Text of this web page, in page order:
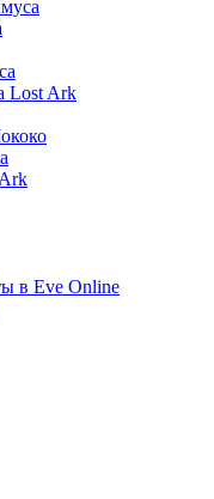
Lost Ark
в Eve Online